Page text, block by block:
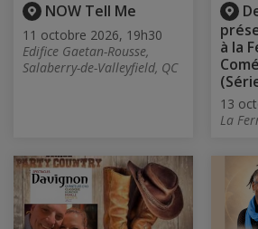
NOW Tell Me
11 octobre 2026, 19h30
Edifice Gaetan-Rousse,
Salaberry-de-Valleyfield, QC
à la
13
La